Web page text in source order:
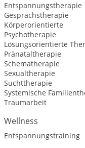
Entspannungstherapie
Gesprächstherapie
Körperorientierte
Psychotherapie
Lösungsorientierte
Pränataltherapie
Schematherapie
Sexualtherapie
Suchttherapie
Systemische
Traumarbeit
Wellness
Entspannungstraining